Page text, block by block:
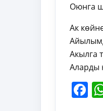
Оюнга
Ак
Акылга
Аларды